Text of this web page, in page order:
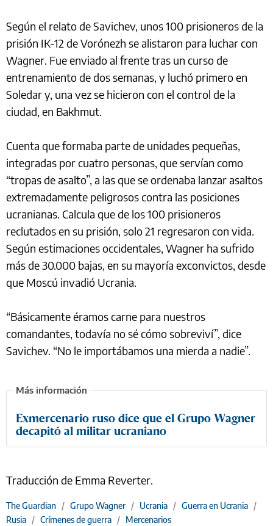
Según el relato de Savichev, unos 100 prisioneros de la
prisión IK-12 de Vorónezh se alistaron para luchar con
Wagner. Fue enviado al frente tras un curso de
entrenamiento de dos semanas, y luchó primero en
Soledar y, una vez se hicieron con el control de la
ciudad, en Bakhmut.
Cuenta que formaba parte de unidades pequeñas,
integradas por cuatro personas, que servían como
“tropas de asalto”, a las que se ordenaba lanzar asaltos
extremadamente peligrosos contra las posiciones
ucranianas. Calcula que de los 100 prisioneros
reclutados en su prisión, solo 21 regresaron con vida.
Según estimaciones occidentales, Wagner ha sufrido
más de 30.000 bajas, en su mayoría exconvictos, desde
que Moscú invadió Ucrania.
“Básicamente éramos carne para nuestros
comandantes, todavía no sé cómo sobreviví”, dice
Savichev. “No le importábamos una mierda a nadie”.
Exmercenario ruso dice que el Grupo Wagner
decapitó al militar ucraniano
Traducción de Emma Reverter.
The Guardian / Grupo Wagner / Ucrania / Guerra en Ucrania /
Rusia / Crímenes de guerra / Mercenarios